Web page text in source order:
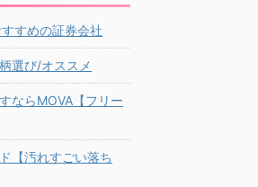
すすめの証券会社
選び/オススメ
ならMOVA【フリー
【汚れすごい落ち